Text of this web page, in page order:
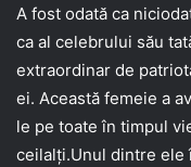
A fost odată ca
ca al celebrului său
extraordinar de
ei. Această femeie a
le pe toate în timpul
ceilalți.Unul dintre ele